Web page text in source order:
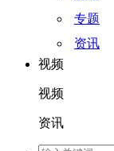
专题
资讯
视频
视频
资讯